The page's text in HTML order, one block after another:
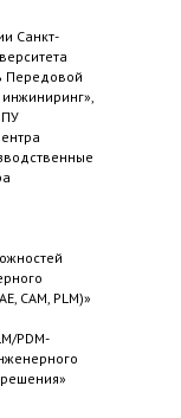
Санкт-
Передовой
САМ, PLM)»
PDM-